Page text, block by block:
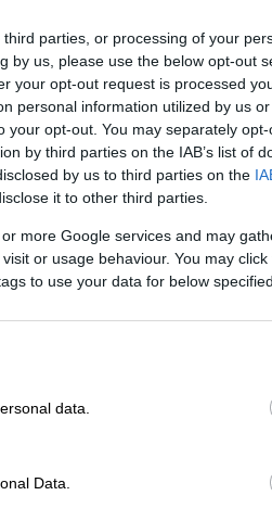
parties, or processing of your
by us, please use the below opt-out
your opt-out request is processed
personal information utilized by us
your opt-out. You may separately
by third parties on the IAB’s list of
by us to third parties on the
it to other third parties.
more Google services and may
or usage behaviour. You may
to use your data for below
data.
Data.
ανίατη νόσοήταν
ότισκοπεύει να
Σε
ασθένεια. Το
#2: Το 2-5% των
περισσότεροι,
να τη λύσω. Θα